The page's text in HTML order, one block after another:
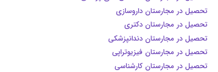
تحصیل در مجارستان داروسازی
تحصیل در مجارستان دکتری
تحصیل در مجارستان دندانپزشکی
تحصیل در مجارستان فیزیوتراپی
تحصیل در مجارستان کارشناسی